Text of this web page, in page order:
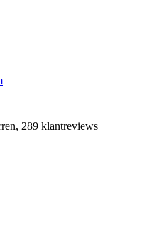
289 klantreviews